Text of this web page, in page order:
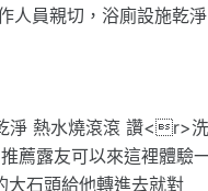
人員親切，浴廁設施乾淨
淨 熱水燒滾滾 讚<r>洗
薦露友可以來這裡體驗
石頭給他轉進去就對